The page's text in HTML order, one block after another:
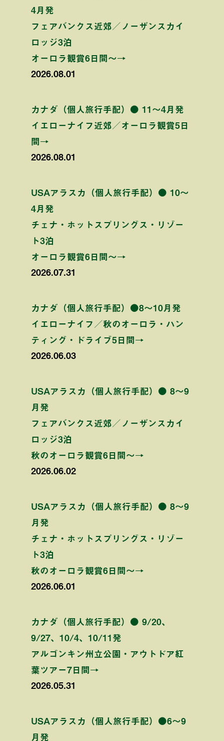
4月発
フェアバンクス近郊／ノーザンスカイ
ロッジ3泊
オーロラ観賞6日間〜→
2026.08.01
カナダ（個人旅行手配）● 11〜4月発
イエローナイフ近郊／オーロラ観賞5日
間→
2026.08.01
USAアラスカ（個人旅行手配）● 10〜
4月発
チェナ・ホットスプリングス・リゾー
ト3泊
オーロラ観賞6日間〜→
2026.07.31
カナダ（個人旅行手配）●8〜10月発
イエローナイフ／秋のオーロラ・ハン
ティング・ドライブ5日間→
2026.06.03
USAアラスカ（個人旅行手配）● 8〜9
月発
フェアバンクス近郊／ノーザンスカイ
ロッジ3泊
秋のオーロラ観賞6日間〜→
2026.06.02
USAアラスカ（個人旅行手配）● 8〜9
月発
チェナ・ホットスプリングス・リゾー
ト3泊
秋のオーロラ観賞6日間〜→
2026.06.01
カナダ（個人旅行手配）● 9/20、
9/27、10/4、10/11発
アルゴンキン州立公園・アウトドア紅
葉ツアー7日間→
2026.05.31
USAアラスカ（個人旅行手配）●6〜9
月発